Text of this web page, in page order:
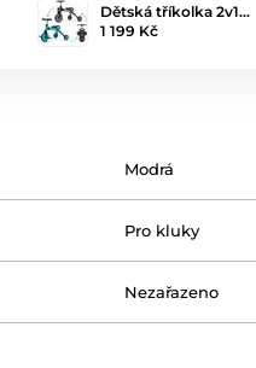
Dětská tříkolka 2v1…
1 199 Kč
Modrá
Pro kluky
Nezařazeno